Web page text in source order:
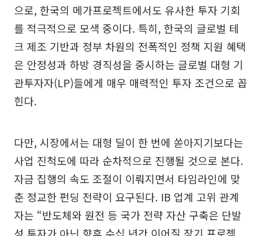
으로, 한국의 메가프로젝트에서도 유사한 투자 기회
를 적극적으로 모색 중이다. 특히, 한국의 글로벌 테
크 제조 기반과 정부 차원의 전폭적인 정책 지원 혜택
은 안정성과 하방 경직성을 중시하는 글로벌 대형 기
관투자자(LP)들에게 매우 매력적인 투자 조건으로 꼽
힌다.
다만, 시장에서는 대형 딜이 한 번에 쏟아지기보다는
사업 진척도에 따라 순차적으로 진행될 것으로 본다.
자금 집행의 속도 조절이 이뤄지면서 타임라인에 맞
춘 정교한 펀딩 전략이 요구된다. IB 업계 고위 관계
자는 “반도체와 원전 등 국가 전략 자산 구축은 단발
성 투자가 아닌 향후 수십 년간 이어질 장기 프로젝